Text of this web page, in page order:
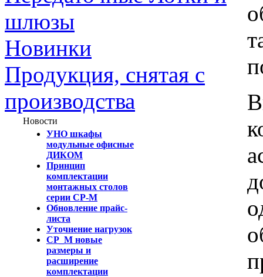
шлюзы
Новинки
Продукция, снятая с
производства
Новости
УНО шкафы
модульные офисные
ДИКОМ
Принцип
комплектации
монтажных столов
серии СР-М
Обновление прайс-
листа
Уточнение нагрузок
СР_М новые
размеры и
расширение
комплектации